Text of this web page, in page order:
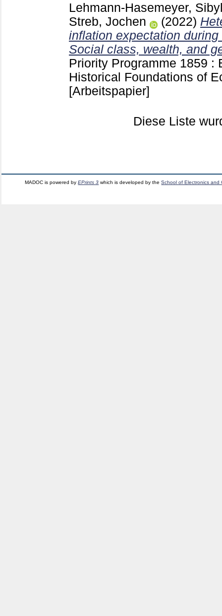
Lehmann-Hasemeyer,
Streb, Jochen
(2022)
inflation expectation
Social class, wealth, and
Priority Programme 1859 :
Historical Foundations of
[Arbeitspapier]
Diese Liste
MADOC is powered byEPrints 3 which is developed by theSchool of Electronics and